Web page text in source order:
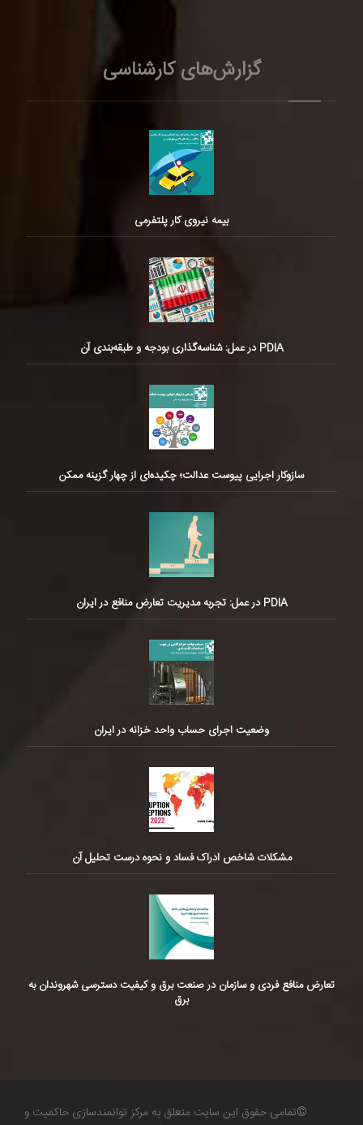
گزارش‌های کارشناسی
بیمه نیروی کار پلتفرمی
PDIA در عمل: شناسه‌گذاری بودجه و طبقه‌بندی آن
سازوکار اجرایی پیوست عدالت؛ چکیده‌ای از چهار گزینه ممکن
PDIA در عمل: تجربه مدیریت تعارض منافع در ایران
وضعیت اجرای حساب واحد خزانه در ایران
مشکلات شاخص ادراک فساد و نحوه درست تحلیل آن
تعارض منافع فردی و سازمان در صنعت برق و کیفیت دسترسی شهروندان به
برق
©تمامی حقوق این سایت متعلق به مرکز توانمندسازی حاکمیت و